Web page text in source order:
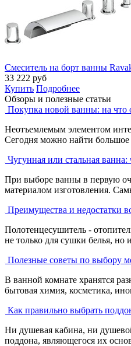
Смеситель на борт ванны
33 222 руб
Купить Подробнее
Обзоры и полезные статьи
Покупка новой ванны: на что
Неотъемлемым элементом
Сегодня можно найти большое
Чугунная или стальная ванна:
При выборе ванны в первую
материалом изготовления.
Преимущества и недостатки
Полотенцесушитель -
не только для сушки белья, но
Полезные советы по выбору
В ванной комнате хранятся
бытовая химия, косметика,
Как правильно выбрать
Ни душевая кабина, ни
поддона, являющегося их